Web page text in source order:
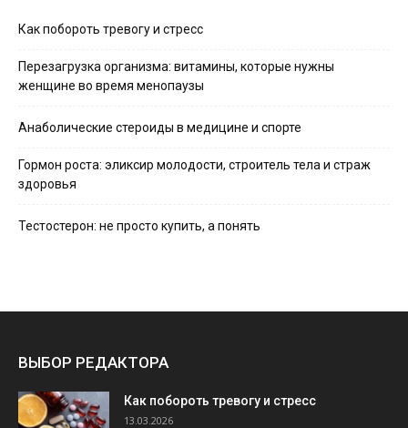
Как побороть тревогу и стресс
Перезагрузка организма: витамины, которые нужны
женщине во время менопаузы
Анаболические стероиды в медицине и спорте
Гормон роста: эликсир молодости, строитель тела и страж
здоровья
Тестостерон: не просто купить, а понять
ВЫБОР РЕДАКТОРА
Как побороть тревогу и стресс
13.03.2026